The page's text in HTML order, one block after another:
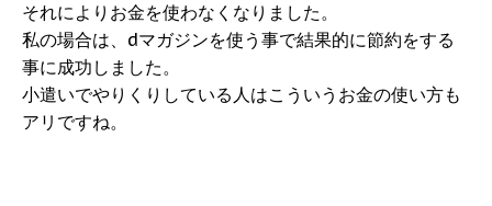
それによりお金を使わなくなりました。
私の場合は、dマガジンを使う事で結果的に節約をする
事に成功しました。
小遣いでやりくりしている人はこういうお金の使い方も
アリですね。